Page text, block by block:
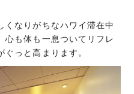
くなりがちなハワイ滞在中
心も体も一息ついてリフレ
っと高まります。